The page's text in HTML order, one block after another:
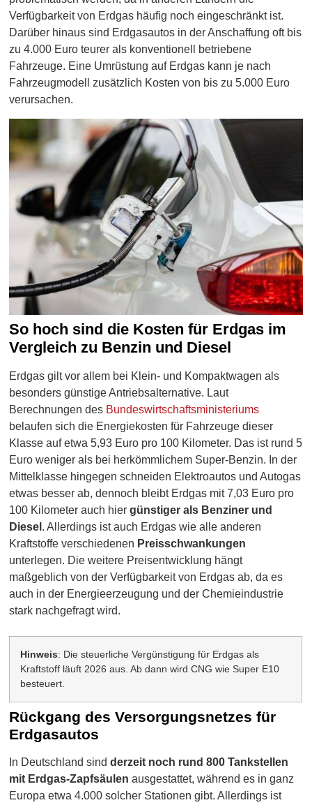
Verfügbarkeit von Erdgas häufig noch eingeschränkt ist.
Darüber hinaus sind Erdgasautos in der Anschaffung oft bis
zu 4.000 Euro teurer als konventionell betriebene
Fahrzeuge. Eine Umrüstung auf Erdgas kann je nach
Fahrzeugmodell zusätzlich Kosten von bis zu 5.000 Euro
verursachen.
So hoch sind die Kosten für Erdgas im
Vergleich zu Benzin und Diesel
Erdgas gilt vor allem bei Klein- und Kompaktwagen als
besonders günstige Antriebsalternative. Laut
Berechnungen des Bundeswirtschaftsministeriums
belaufen sich die Energiekosten für Fahrzeuge dieser
Klasse auf etwa 5,93 Euro pro 100 Kilometer. Das ist rund 5
Euro weniger als bei herkömmlichem Super-Benzin. In der
Mittelklasse hingegen schneiden Elektroautos und Autogas
etwas besser ab, dennoch bleibt Erdgas mit 7,03 Euro pro
100 Kilometer auch hiergünstiger als Benziner und
Diesel . Allerdings ist auch Erdgas wie alle anderen
Kraftstoffe verschiedenen Preisschwankungen
unterlegen. Die weitere Preisentwicklung hängt
maßgeblich von der Verfügbarkeit von Erdgas ab, da es
auch in der Energieerzeugung und der Chemieindustrie
stark nachgefragt wird.
Hinweis: Die steuerliche Vergünstigung für Erdgas als
Kraftstoff läuft 2026 aus. Ab dann wird CNG wie Super E10
besteuert.
Rückgang des Versorgungsnetzes für
Erdgasautos
In Deutschland sindderzeit noch rund 800 Tankstellen
mit Erdgas-Zapfsäulen ausgestattet, während es in ganz
Europa etwa 4.000 solcher Stationen gibt. Allerdings ist